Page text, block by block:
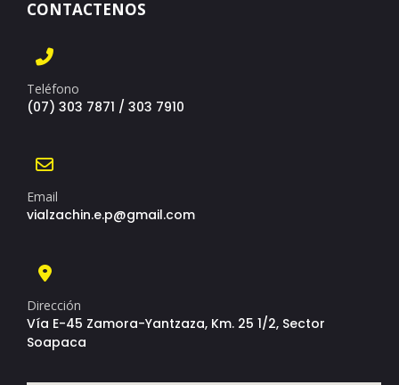
CONTACTENOS
Teléfono
(07) 303 7871 / 303 7910
Email
vialzachin.e.p@gmail.com
Dirección
Vía E-45 Zamora-Yantzaza, Km. 25 1/2, Sector
Soapaca